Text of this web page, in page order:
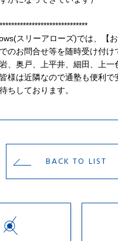
スリーアローズ)では、【
でのお問合せ等を随時受け付け
、奥戸、上平井、細田、上一
様は近隣なので通塾も便利で
ちしております。
BACK TO LIST